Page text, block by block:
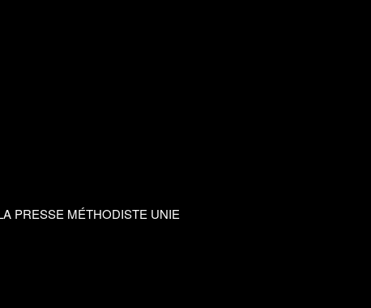
PRESSE MÉTHODISTE UNIE